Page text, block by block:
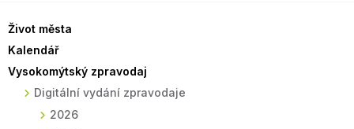
Život města
Kalendář
Vysokomýtský zpravodaj
Digitální vydání zpravodaje
2026